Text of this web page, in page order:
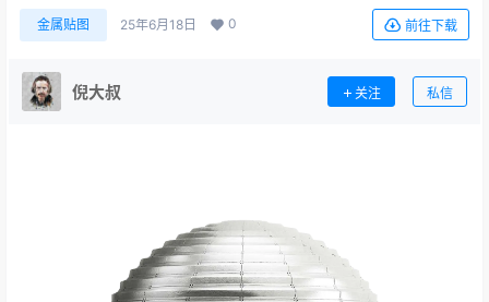
金属贴图 25年6月18日 0 前往下载
倪大叔 关注 私信